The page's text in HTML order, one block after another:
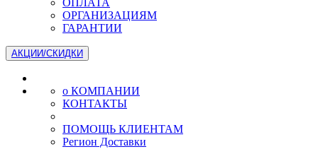
ОПЛАТА
ОРГАНИЗАЦИЯМ
ГАРАНТИИ
АКЦИИ/СКИДКИ
о КОМПАНИИ
КОНТАКТЫ
ПОМОЩЬ КЛИЕНТАМ
Регион Доставки